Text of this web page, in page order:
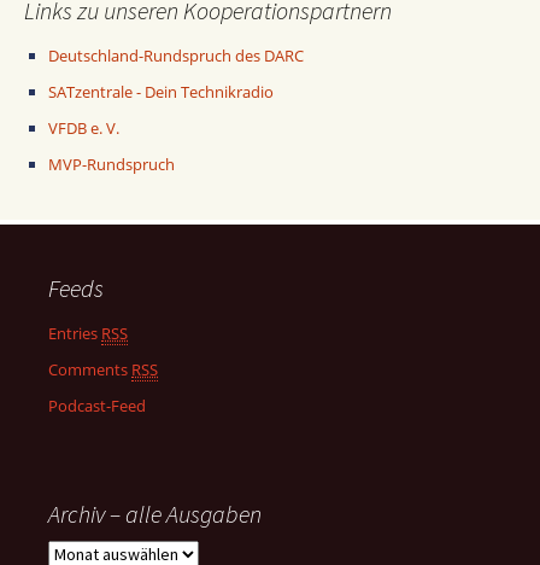
Links zu unseren Kooperationspartnern
Deutschland-Rundspruch des DARC
SATzentrale - Dein Technikradio
VFDB e. V.
MVP-Rundspruch
Feeds
Entries RSS
Comments RSS
Podcast-Feed
Archiv – alle Ausgaben
Archiv